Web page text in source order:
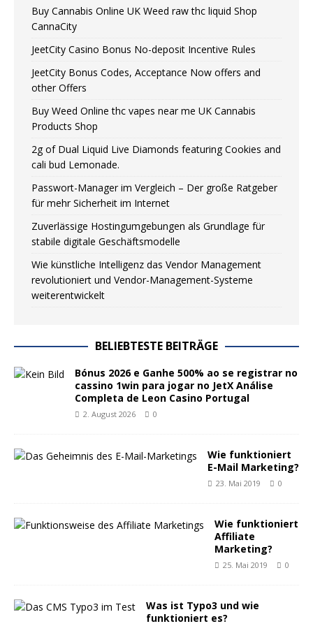
Buy Cannabis Online UK Weed raw thc liquid Shop
CannaCity
JeetCity Casino Bonus No-deposit Incentive Rules
JeetCity Bonus Codes, Acceptance Now offers and
other Offers
Buy Weed Online thc vapes near me UK Сannabis
Products Shop
2g of Dual Liquid Live Diamonds featuring Cookies and
cali bud Lemonade.
Passwort-Manager im Vergleich – Der große Ratgeber
für mehr Sicherheit im Internet
Zuverlässige Hostingumgebungen als Grundlage für
stabile digitale Geschäftsmodelle
Wie künstliche Intelligenz das Vendor Management
revolutioniert und Vendor-Management-Systeme
weiterentwickelt
BELIEBTESTE BEITRÄGE
Bónus 2026 e Ganhe 500% ao se registrar no
cassino 1win para jogar no JetX Análise
Completa de Leon Casino Portugal
2. August 2026 0
Wie funktioniert
E-Mail Marketing?
23. Mai 2019 0
Wie funktioniert
Affiliate
Marketing?
25. Mai 2019 0
Was ist Typo3 und wie
funktioniert es?